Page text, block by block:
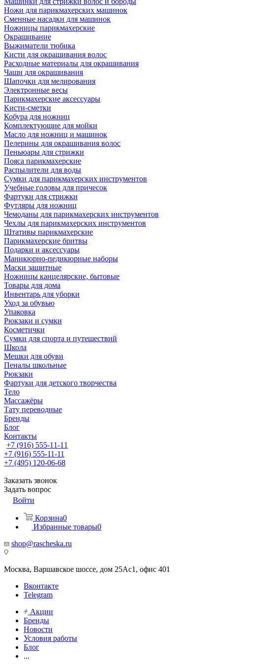
Ножи для парикмахерских машинок
Сменные насадки для машинок
Ножницы парикмахерские
Окрашивание
Выжиматели тюбика
Кисти для окрашивания волос
Расходные материалы для окрашивания
Чаши для окрашивания
Шапочки для мелирования
Электронные весы
Парикмахерские аксессуары
Кисти-сметки
Кобура для ножниц
Комплектующие для мойки
Масло для ножниц и машинок
Пелерины для окрашивания волос
Пеньюары для стрижки
Пояса парикмахерские
Распылители для воды
Сумки для парикмахерских инструментов
Учебные головы для причесок
Фартуки для стрижки
Футляры для ножниц
Чемоданы для парикмахерских инструментов
Чехлы для парикмахерских инструментов
Штативы парикмахерские
Парикмахерские бритвы
Подарки и аксессуары
Маникюрно-педикюрные наборы
Маски защитные
Ножницы канцелярские, бытовые
Товары для дома
Инвентарь для уборки
Уход за обувью
Упаковка
Рюкзаки и сумки
Косметички
Сумки для спорта и путешествий
Школа
Мешки для обуви
Пеналы школьные
Рюкзаки
Фартуки для детского творчества
Тело
Массажёры
Тату переводные
Бренды
Блог
Контакты
+7 (916) 555-11-11
+7 (916) 555-11-11
+7 (495) 120-06-68
Заказать звонок
Задать вопрос
Войти
Корзина0
Избранные товары0
shop@rascheska.ru
Москва, Варшавское шоссе, дом 25Аc1, офис 401
Вконтакте
Telegram
Акции
Бренды
Новости
Условия работы
Блог
...